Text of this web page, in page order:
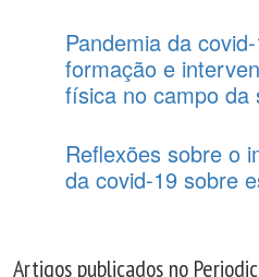
Pandemia da
formação e
física no campo da
Reflexões sobre o
da covid-19 sobre
Artigos publicados no